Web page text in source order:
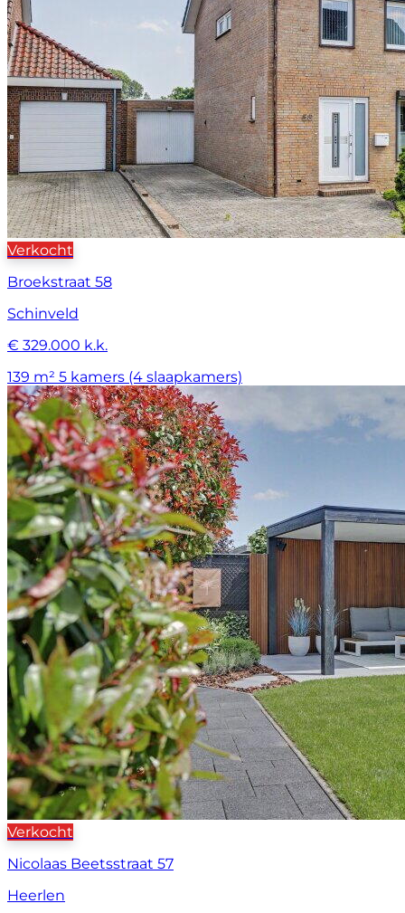
Verkocht
Broekstraat 58
Schinveld
€ 329.000 k.k.
139 m² 5 kamers (4 slaapkamers)
Verkocht
Nicolaas Beetsstraat 57
Heerlen